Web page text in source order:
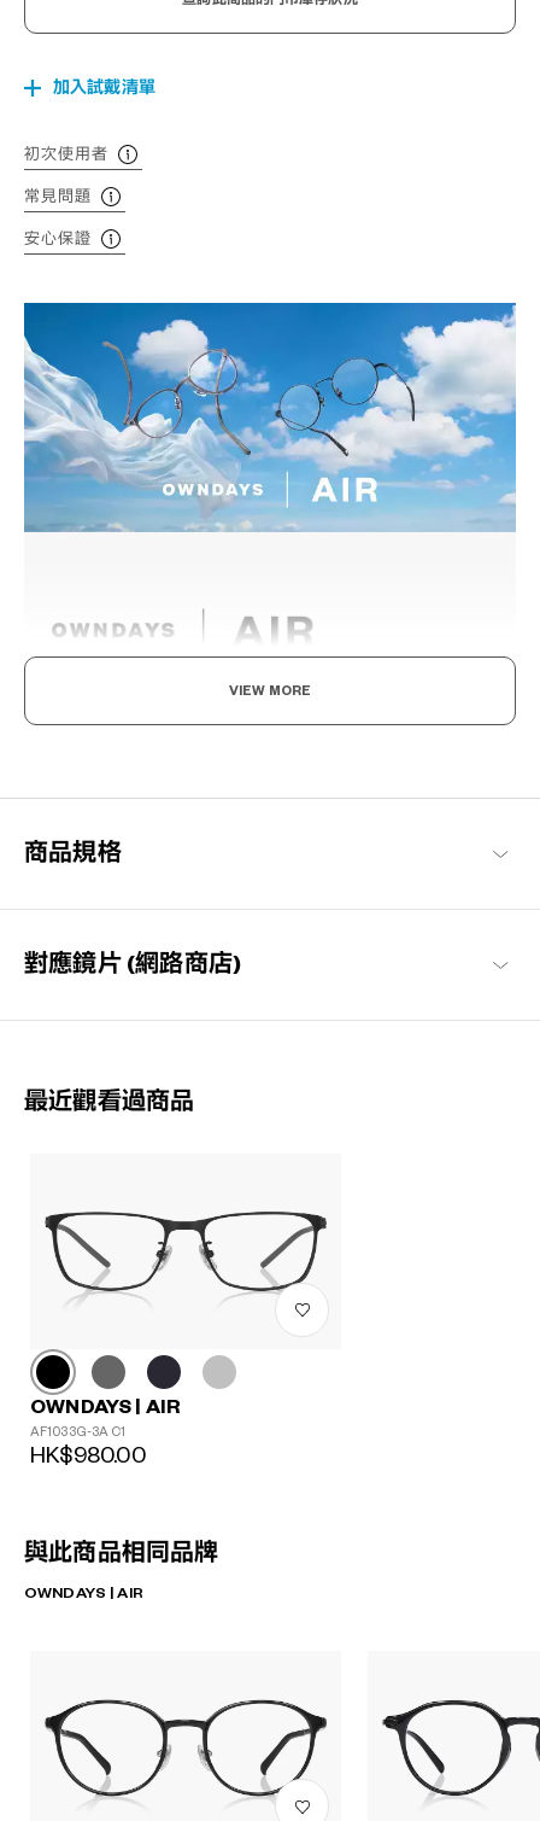
加入試戴清單
初次使用者
常見問題
安心保證
輕盈舒適，柔軟具彈性。
OWNDAYS | AIR 商品一覽
VIEW MORE
商品規格
對應鏡片 (網路商店)
最近觀看過商品
OWNDAYS | AIR
AF1033G-3A C1
HK$980.00
與此商品相同品牌
OWNDAYS | AIR